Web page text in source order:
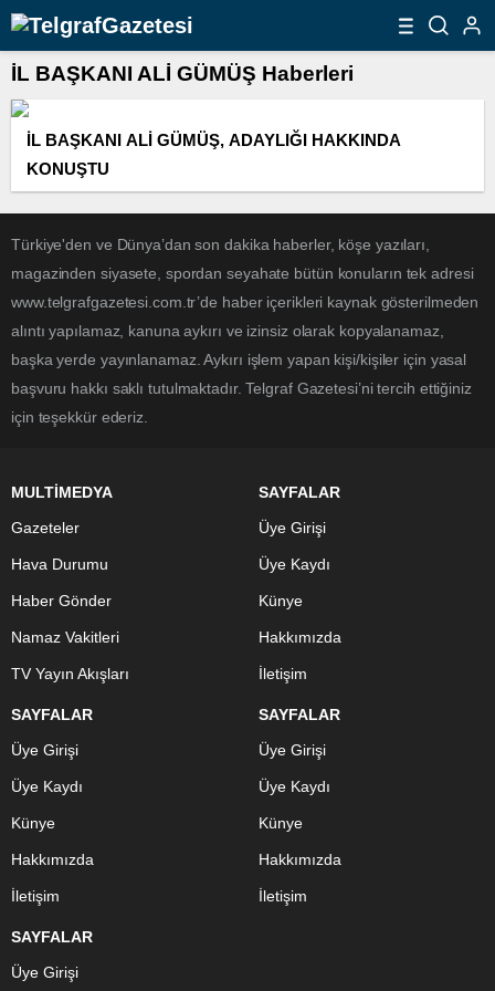
İL BAŞKANI ALİ GÜMÜŞ Haberleri
İL BAŞKANI ALİ GÜMÜŞ, ADAYLIĞI HAKKINDA
KONUŞTU
Türkiye'den ve Dünya’dan son dakika haberler, köşe yazıları,
magazinden siyasete, spordan seyahate bütün konuların tek adresi
www.telgrafgazetesi.com.tr’de haber içerikleri kaynak gösterilmeden
alıntı yapılamaz, kanuna aykırı ve izinsiz olarak kopyalanamaz,
başka yerde yayınlanamaz. Aykırı işlem yapan kişi/kişiler için yasal
başvuru hakkı saklı tutulmaktadır. Telgraf Gazetesi’ni tercih ettiğiniz
için teşekkür ederiz.
MULTİMEDYA
Gazeteler
Hava Durumu
Haber Gönder
Namaz Vakitleri
TV Yayın Akışları
SAYFALAR
Üye Girişi
Üye Kaydı
Künye
Hakkımızda
İletişim
SAYFALAR
Üye Girişi
Üye Kaydı
Künye
Hakkımızda
İletişim
SAYFALAR
Üye Girişi
Üye Kaydı
Künye
Hakkımızda
İletişim
SAYFALAR
Üye Girişi